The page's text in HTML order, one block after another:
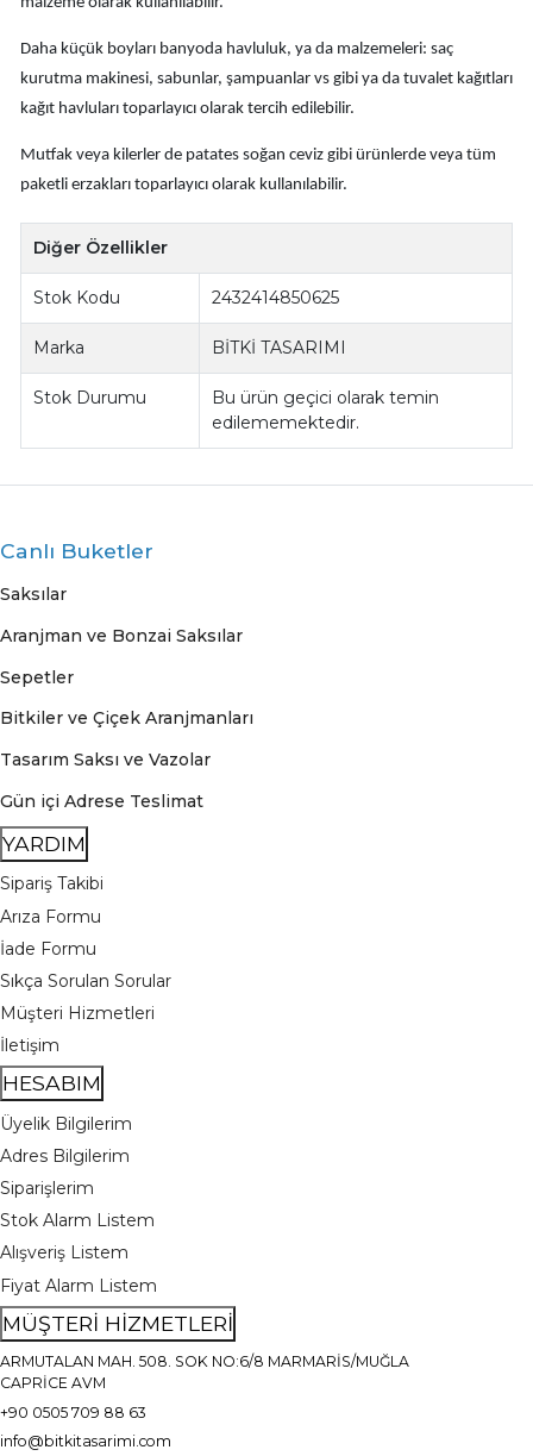
Daha küçük boyları banyoda havluluk, ya da malzemeleri: saç
kurutma makinesi, sabunlar, şampuanlar vs gibi ya da tuvalet kağıtları
kağıt havluları toparlayıcı olarak tercih edilebilir.
Mutfak veya kilerler de patates soğan ceviz gibi ürünlerde veya tüm
paketli erzakları toparlayıcı olarak kullanılabilir.
Diğer Özellikler
Stok Kodu 2432414850625
Marka BİTKİ TASARIMI
Stok Durumu
Bu ürün geçici olarak temin
edilememektedir.
Canlı Buketler
Saksılar
Aranjman ve Bonzai Saksılar
Sepetler
Bitkiler ve Çiçek Aranjmanları
Tasarım Saksı ve Vazolar
Gün içi Adrese Teslimat
YARDIM
Sipariş Takibi
Arıza Formu
İade Formu
Sıkça Sorulan Sorular
Müşteri Hizmetleri
İletişim
HESABIM
Üyelik Bilgilerim
Adres Bilgilerim
Siparişlerim
Stok Alarm Listem
Alışveriş Listem
Fiyat Alarm Listem
MÜŞTERİ HİZMETLERİ
ARMUTALAN MAH. 508. SOK NO:6/8 MARMARİS/MUĞLA
CAPRİCE AVM
+90 0505 709 88 63
info@bitkitasarimi.com